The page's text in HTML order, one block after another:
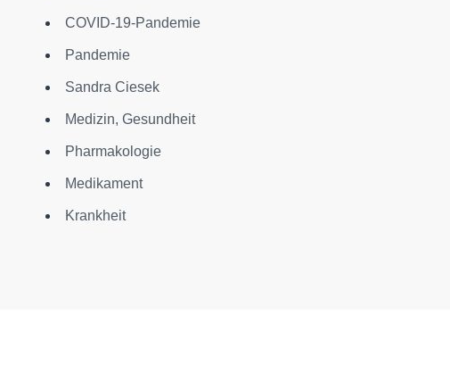
COVID-19-Pandemie
Pandemie
Sandra Ciesek
Medizin, Gesundheit
Pharmakologie
Medikament
Krankheit